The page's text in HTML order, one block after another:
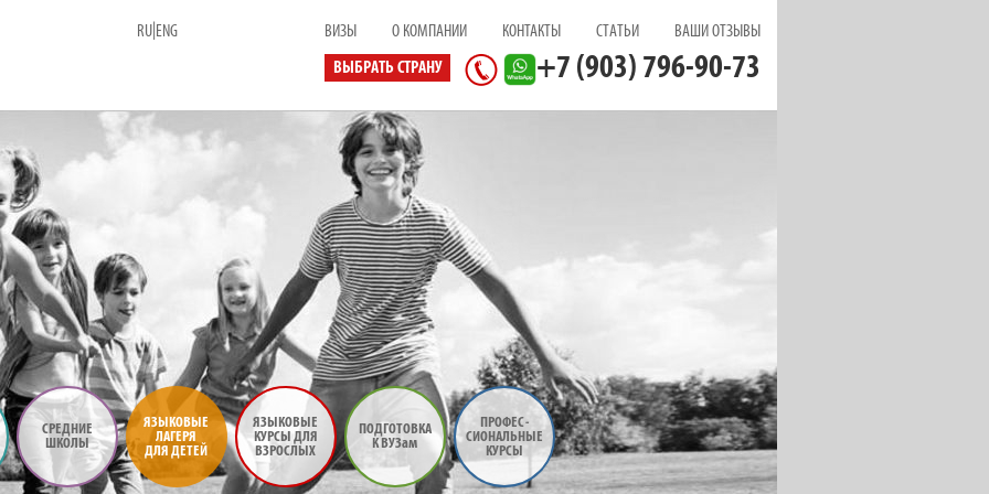
RU ENG ВАШИ ОТЗЫВЫ
СТАТЬИ
КОНТАКТЫ
О КОМПАНИИ
ВИЗЫ
+7 (903) 796-90-73
ВЫБРАТЬ СТРАНУ
СРЕДНИЕ
ШКОЛЫ
ЯЗЫКОВЫЕ
ЛАГЕРЯ
ДЛЯ ДЕТЕЙ
ЯЗЫКОВЫЕ
КУРСЫ ДЛЯ
ВЗРОСЛЫХ
ПОДГОТОВКА
К ВУЗам
ПРОФЕС-
СИОНАЛЬНЫЕ
КУРСЫ